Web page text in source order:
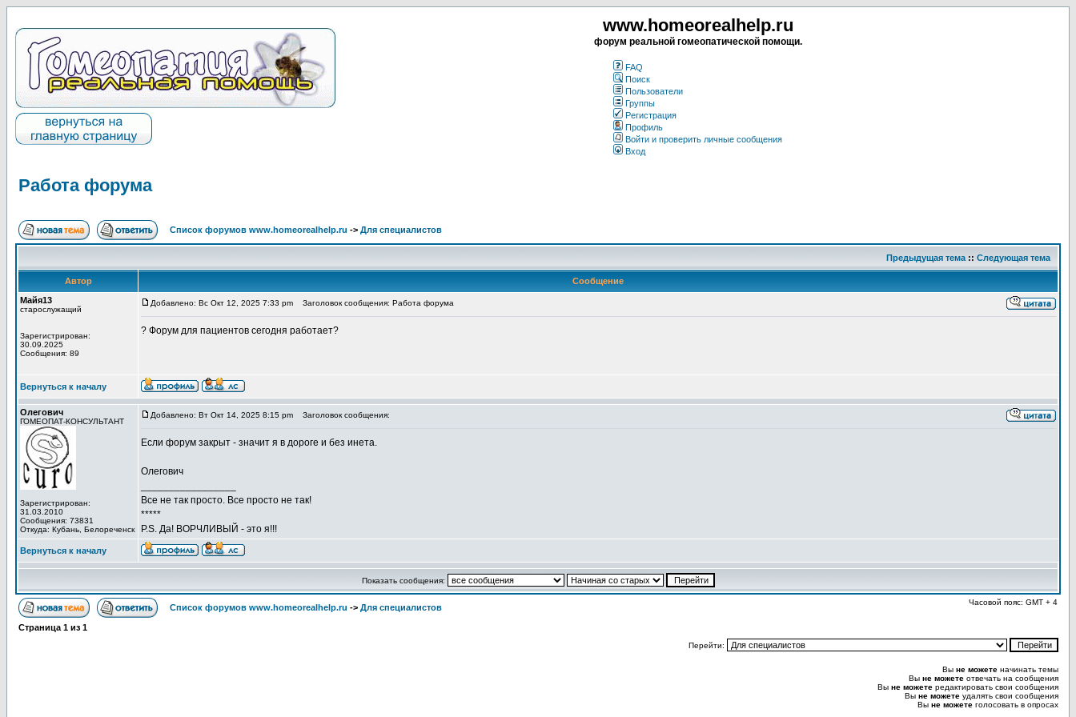
www.homeorealhelp.ru
форум реальной гомеопатической помощи.
FAQ
Поиск
Пользователи
Группы
Регистрация
Профиль
Войти и проверить личные сообщения
Вход
Работа форума
Список форумов www.homeorealhelp.ru -> Для специалистов
Предыдущая тема :: Следующая тема
Автор
Сообщение
Майя13
старослужащий
Зарегистрирован:
30.09.2025
Сообщения: 89
Добавлено: Вс Окт 12, 2025 7:33 pm Заголовок сообщения: Работа форума
? Форум для пациентов сегодня работает?
Вернуться к началу
Олегович
ГОМЕОПАТ-КОНСУЛЬТАНТ
Зарегистрирован:
31.03.2010
Сообщения: 73831
Откуда: Кубань, Белореченск
Добавлено: Вт Окт 14, 2025 8:15 pm Заголовок сообщения:
Если форум закрыт - значит я в дороге и без инета.
Олегович
Все не так просто. Все просто не так!
*****
P.S. Да! ВОРЧЛИВЫЙ - это я!!!
Вернуться к началу
Показать сообщения:
Список форумов www.homeorealhelp.ru -> Для специалистов
Часовой пояс: GMT + 4
Страница 1 из 1
Перейти:
Вы не можете начинать темы
Вы не можете отвечать на сообщения
Вы не можете редактировать свои сообщения
Вы не можете удалять свои сообщения
Вы не можете голосовать в опросах